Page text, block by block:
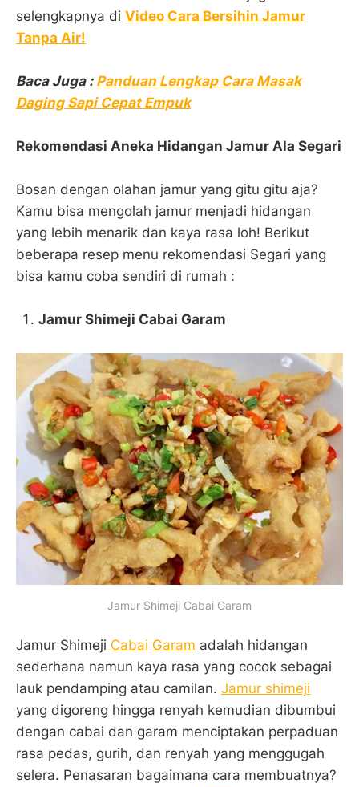
selengkapnya di Video Cara Bersihin Jamur
Tanpa Air!
Baca Juga : Panduan Lengkap Cara Masak
Daging Sapi Cepat Empuk
Rekomendasi Aneka Hidangan Jamur Ala Segari
Bosan dengan olahan jamur yang gitu gitu aja?
Kamu bisa mengolah jamur menjadi hidangan
yang lebih menarik dan kaya rasa loh! Berikut
beberapa resep menu rekomendasi Segari yang
bisa kamu coba sendiri di rumah :
Jamur Shimeji Cabai Garam
Jamur Shimeji Cabai Garam
Jamur Shimeji Cabai Garam adalah hidangan
sederhana namun kaya rasa yang cocok sebagai
lauk pendamping atau camilan. Jamur shimeji
yang digoreng hingga renyah kemudian dibumbui
dengan cabai dan garam menciptakan perpaduan
rasa pedas, gurih, dan renyah yang menggugah
selera. Penasaran bagaimana cara membuatnya?